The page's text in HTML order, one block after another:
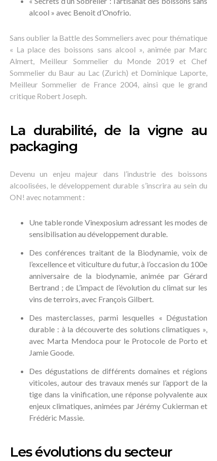
alcool » avec Benoit d’Onofrio.
Sans oublier la Battle des Sommeliers avec pour thématique
« La place des boissons sans alcool », animée par Marc
Almert, Meilleur Sommelier du Monde 2019 et Chef
Sommelier du Baur au Lac (Zurich) et Dominique Laporte,
Meilleur Sommelier de France 2004, ainsi que le grand
critique Robert Joseph.
La durabilité, de la vigne au
packaging
Devenu un enjeu majeur dans l’industrie des boissons
alcoolisées, le développement durable s’inscrira au sein du
ON! avec notamment :
Une table ronde Vinexposium adressant les modes de
sensibilisation au développement durable.
Des conférences traitant de la Biodynamie, voix de
l’excellence et viticulture du futur, à l’occasion du 100e
anniversaire de la biodynamie, animée par Gérard
Bertrand ; de L’impact de l’évolution du climat sur les
vins de terroirs, avec François Gilbert.
Des masterclasses, parmi lesquelles « Dégustation
durable : à la découverte des solutions climatiques »,
avec Marta Mendoca pour le Protocole de Porto et
Jamie Goode.
Des dégustations de différents domaines et régions
viticoles, autour des travaux menés sur l’apport de la
tige dans la vinification, une réponse polyvalente aux
enjeux climatiques, animées par Jérémy Cukierman et
Frédéric Massie.
Les évolutions du secteur